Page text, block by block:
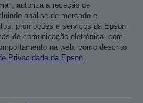
autoriza a receção de
análise de mercado e
promoções e serviços da Epson
de comunicação eletrónica, com
na web, como descrito
Privacidade da Epson.